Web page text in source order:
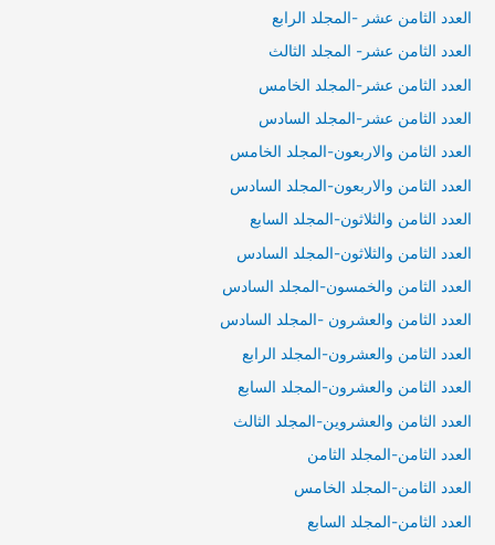
العدد الثامن عشر -المجلد الرابع
العدد الثامن عشر- المجلد الثالث
العدد الثامن عشر-المجلد الخامس
العدد الثامن عشر-المجلد السادس
العدد الثامن والاربعون-المجلد الخامس
العدد الثامن والاربعون-المجلد السادس
العدد الثامن والثلاثون-المجلد السابع
العدد الثامن والثلاثون-المجلد السادس
العدد الثامن والخمسون-المجلد السادس
العدد الثامن والعشرون -المجلد السادس
العدد الثامن والعشرون-المجلد الرابع
العدد الثامن والعشرون-المجلد السابع
العدد الثامن والعشروين-المجلد الثالث
العدد الثامن-المجلد الثامن
العدد الثامن-المجلد الخامس
العدد الثامن-المجلد السابع